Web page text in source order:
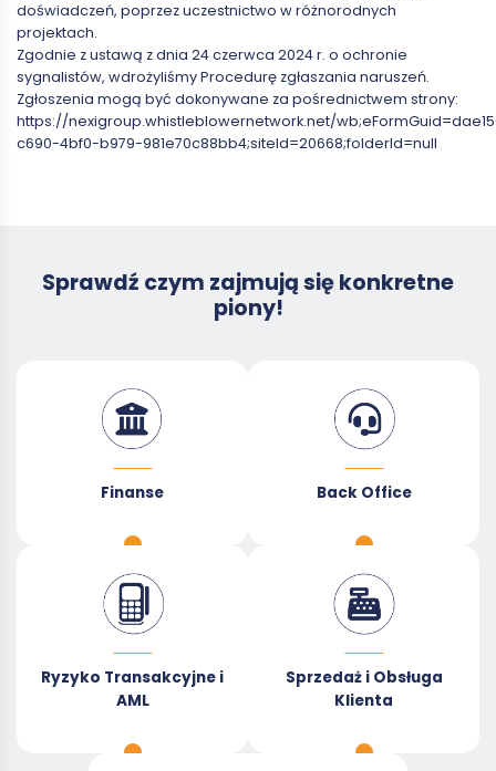
doświadczeń, poprzez uczestnictwo w różnorodnych
projektach.
Zgodnie z ustawą z dnia 24 czerwca 2024 r. o ochronie
sygnalistów, wdrożyliśmy Procedurę zgłaszania naruszeń.
Zgłoszenia mogą być dokonywane za pośrednictwem strony:
https://nexigroup.whistleblowernetwork.net/
c690-4bf0-b979-981e70c88bb4;siteId=20668;folderId=null
Sprawdź czym zajmują się konkretne
piony!
Finanse Back Office
Ryzyko Transakcyjne i
AML
Sprzedaż i Obsługa
Klienta